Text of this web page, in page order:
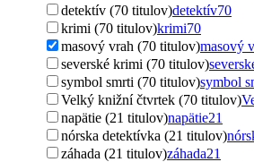
detektív (70 titulov)detektív70
krimi (70 titulov)krimi70
masový vrah (70 titulov)masový
severské krimi (70 titulov)
symbol smrti (70 titulov)symbol
Velký knižní čtvrtek (70 titulov)
napätie (21 titulov)napätie21
nórska detektívka (21 titulov)
záhada (21 titulov)záhada21